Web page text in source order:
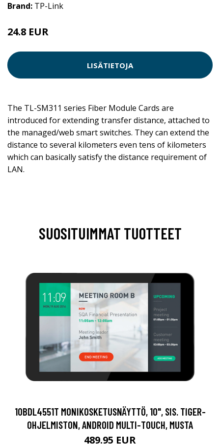
Brand: TP-Link
24.8 EUR
LISÄTIETOJA
The TL-SM311 series Fiber Module Cards are
introduced for extending transfer distance, attached to
the managed/web smart switches. They can extend the
distance to several kilometers even tens of kilometers
which can basically satisfy the distance requirement of
LAN.
SUOSITUIMMAT TUOTTEET
10BDL4551T MONIKOSKETUSNÄYTTÖ, 10", SIS. TIGER-
OHJELMISTON, ANDROID MULTI-TOUCH, MUSTA
489.95 EUR